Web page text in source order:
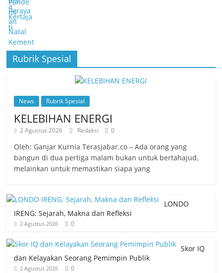
Rubrik Spesial
News Rubrik Spesial
KELEBIHAN ENERGI
2 Agustus 2026 Redaksi 0
Oleh: Ganjar Kurnia Terasjabar.co – Ada orang yang
bangun di dua pertiga malam bukan untuk bertahajud,
melainkan untuk memastikan siapa yang
LONDO
IRENG: Sejarah, Makna dan Refleksi
2 Agustus 2026 0
Skor IQ
dan Kelayakan Seorang Pemimpin Publik
2 Agustus 2026 0